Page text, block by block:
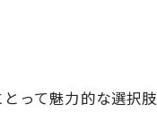
って魅力的な選択